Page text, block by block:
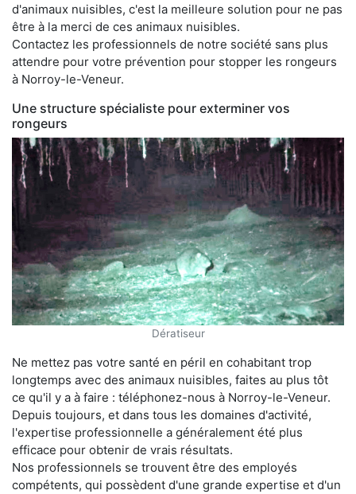
d'animaux nuisibles, c'est la meilleure solution pour ne pas
être à la merci de ces animaux nuisibles.
Contactez les professionnels de notre société sans plus
attendre pour votre prévention pour stopper les rongeurs
à Norroy-le-Veneur.
Une structure spécialiste pour exterminer vos
rongeurs
Dératiseur
Ne mettez pas votre santé en péril en cohabitant trop
longtemps avec des animaux nuisibles, faites au plus tôt
ce qu'il y a à faire : téléphonez-nous à Norroy-le-Veneur.
Depuis toujours, et dans tous les domaines d'activité,
l'expertise professionnelle a généralement été plus
efficace pour obtenir de vrais résultats.
Nos professionnels se trouvent être des employés
compétents, qui possèdent d'une grande expertise et d'un